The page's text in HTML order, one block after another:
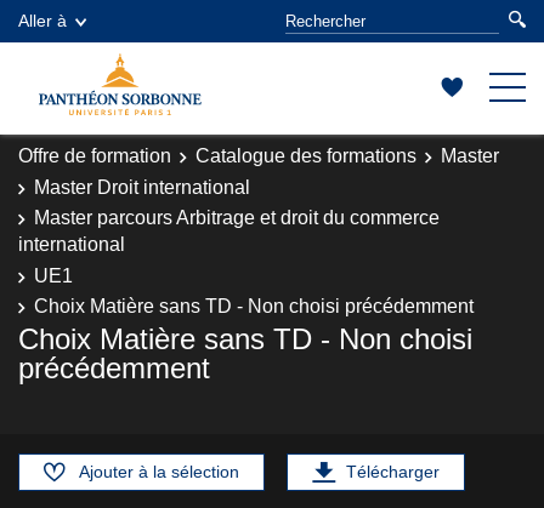
Aller à
Offre de formation Catalogue des formations
Master
Master Droit international
Master parcours Arbitrage et droit du commerce
international
UE1
Choix Matière sans TD - Non choisi précédemment
Choix Matière sans TD - Non choisi
précédemment
Ajouter à la sélection Télécharger